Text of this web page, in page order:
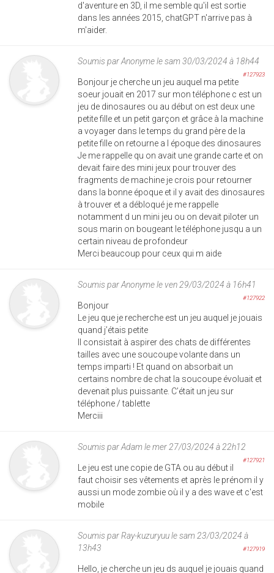
d'aventure en 3D, il me semble qu'il est sortie
dans les années 2015, chatGPT n'arrive pas à
m'aider.
Soumis parAnonymele sam 30/03/2024 à 18h44
#127923
Bonjour je cherche un jeu auquel ma petite
soeur jouait en 2017 sur mon téléphone c est un
jeu de dinosaures ou au début on est deux une
petite fille et un petit garçon et grâce à la machine
a voyager dans le temps du grand père de la
petite fille on retourne a l époque des dinosaures
Je me rappelle qu on avait une grande carte et on
devait faire des mini jeux pour trouver des
fragments de machine je crois pour retourner
dans la bonne époque et il y avait des dinosaures
à trouver et a débloqué je me rappelle
notamment d un mini jeu ou on devait piloter un
sous marin on bougeant le téléphone jusqu a un
certain niveau de profondeur
Merci beaucoup pour ceux qui m aide
Soumis parAnonymele ven 29/03/2024 à 16h41
#127922
Bonjour
Le jeu que je recherche est un jeu auquel je jouais
quand j’étais petite
Il consistait à aspirer des chats de différentes
tailles avec une soucoupe volante dans un
temps imparti ! Et quand on absorbait un
certains nombre de chat la soucoupe évoluait et
devenait plus puissante. C’était un jeu sur
téléphone / tablette
Merciii
Soumis parAdamle mer 27/03/2024 à 22h12
#127921
Le jeu est une copie de GTA ou au début il
faut choisir ses vêtements et après le prénom il y
aussi un mode zombie où il y a des wave et c'est
mobile
Soumis parRay-kuzuryuule sam 23/03/2024 à
13h43
#127919
Hello, je cherche un jeu ds auquel je jouais quand